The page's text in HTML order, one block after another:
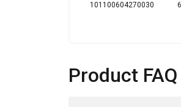
101100604270030 6
Product FAQ